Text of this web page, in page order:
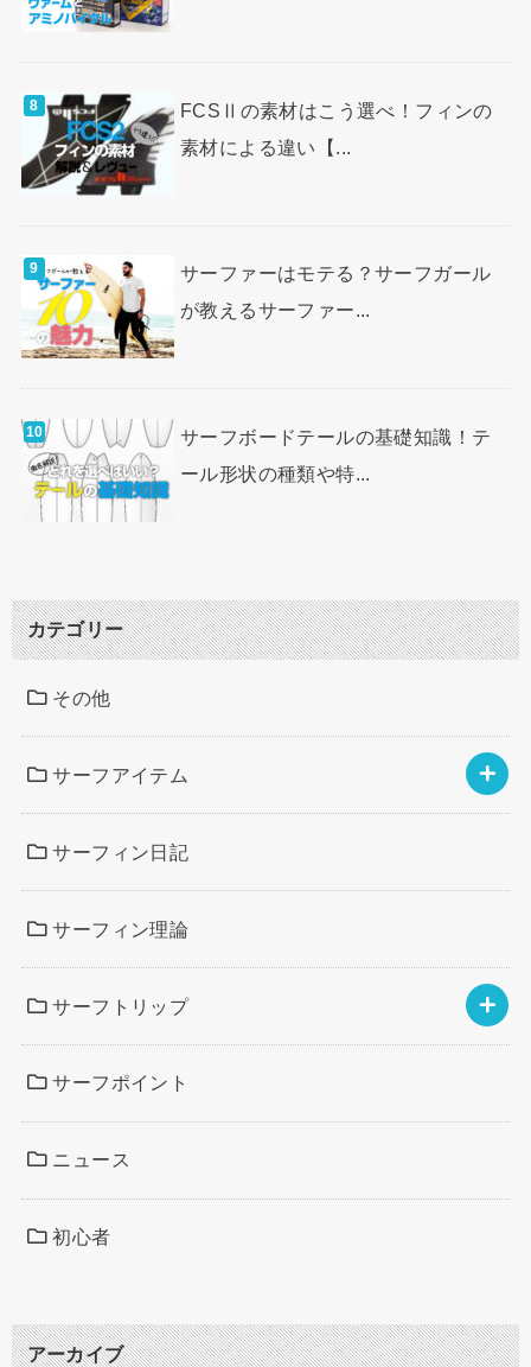
FCSⅡの素材はこう選べ！フィンの
素材による違い【...
サーファーはモテる？サーフガール
が教えるサーファー...
サーフボードテールの基礎知識！テ
ール形状の種類や特...
カテゴリー
その他
サーフアイテム
サーフィン日記
サーフィン理論
サーフトリップ
サーフポイント
ニュース
初心者
アーカイブ